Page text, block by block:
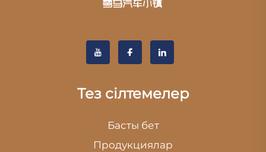
Тез сілтемелер
Басты бет
Продукциялар